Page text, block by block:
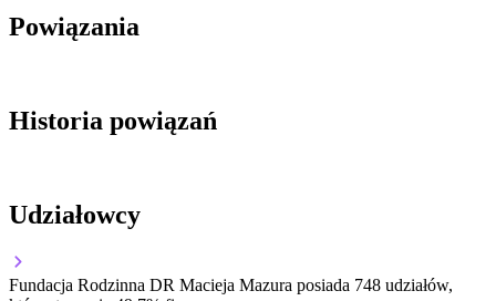
Powiązania
Historia powiązań
Udziałowcy
Fundacja Rodzinna DR Macieja Mazura posiada 748 udziałów,